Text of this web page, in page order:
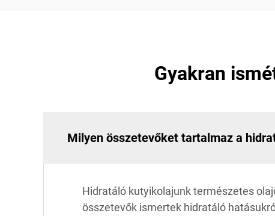
Gyakran
Milyen összetevőket tartalmaz a
Hidratáló kutyikolajunk természetes
összetevők ismertek hidratáló